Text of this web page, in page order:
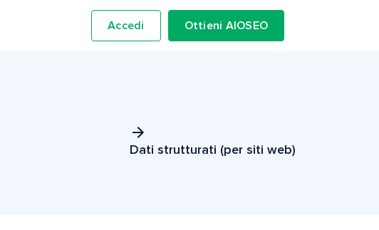
Accedi Ottieni AIOSEO
Dati strutturati (per siti web)